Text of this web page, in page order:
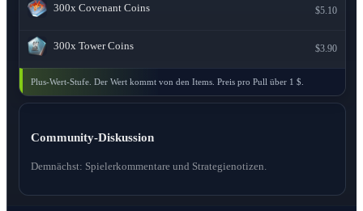
300x Covenant Coins $5.10
300x Tower Coins $3.90
Plus-Wert-Stufe. Der Wert kommt von den Items. Preis pro Pull über 1 $.
Community-Diskussion
Demnächst: Spielerkommentare und Strategienotizen.